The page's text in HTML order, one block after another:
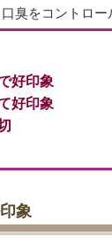
臭をコントロー
好印象
好印象
象